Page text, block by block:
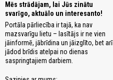
Mēs strādājam, lai Jūs zinātu
svarīgo, aktuālo un interesanto!
Portāla pārliecība ir tajā, ka nav
mazsvarīgu lietu – lasītājs ir ne vien
jāinformē, jābrīdina un jāizglīto, bet arī
jādod brīdis atelpai no dienas
saspringtajiem darbiem.